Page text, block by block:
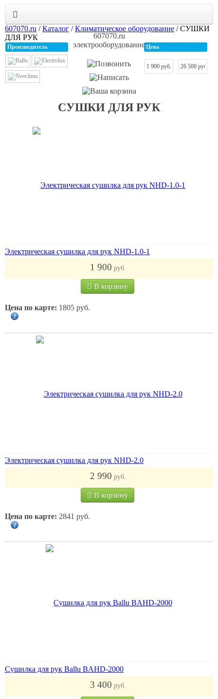
607070.ru
электрооборудование
607070.ru /Каталог /Климатическое оборудование /СУШКИ
ДЛЯ РУК
Производитель Цена
СУШКИ ДЛЯ РУК
Электрическая сушилка для рук NHD-1.0-1
1 900 руб.
В корзину
Цена по карте: 1805 руб.
Электрическая сушилка для рук NHD-2.0
2 990 руб.
В корзину
Цена по карте: 2841 руб.
Сушилка для рук Ballu BAHD-2000
3 400 руб.